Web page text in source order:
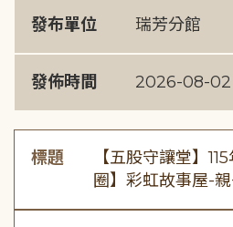
發布單位 瑞芳分館
發佈時間 2026-08-02
標題
【五股守讓堂】
圈】彩虹故事屋-